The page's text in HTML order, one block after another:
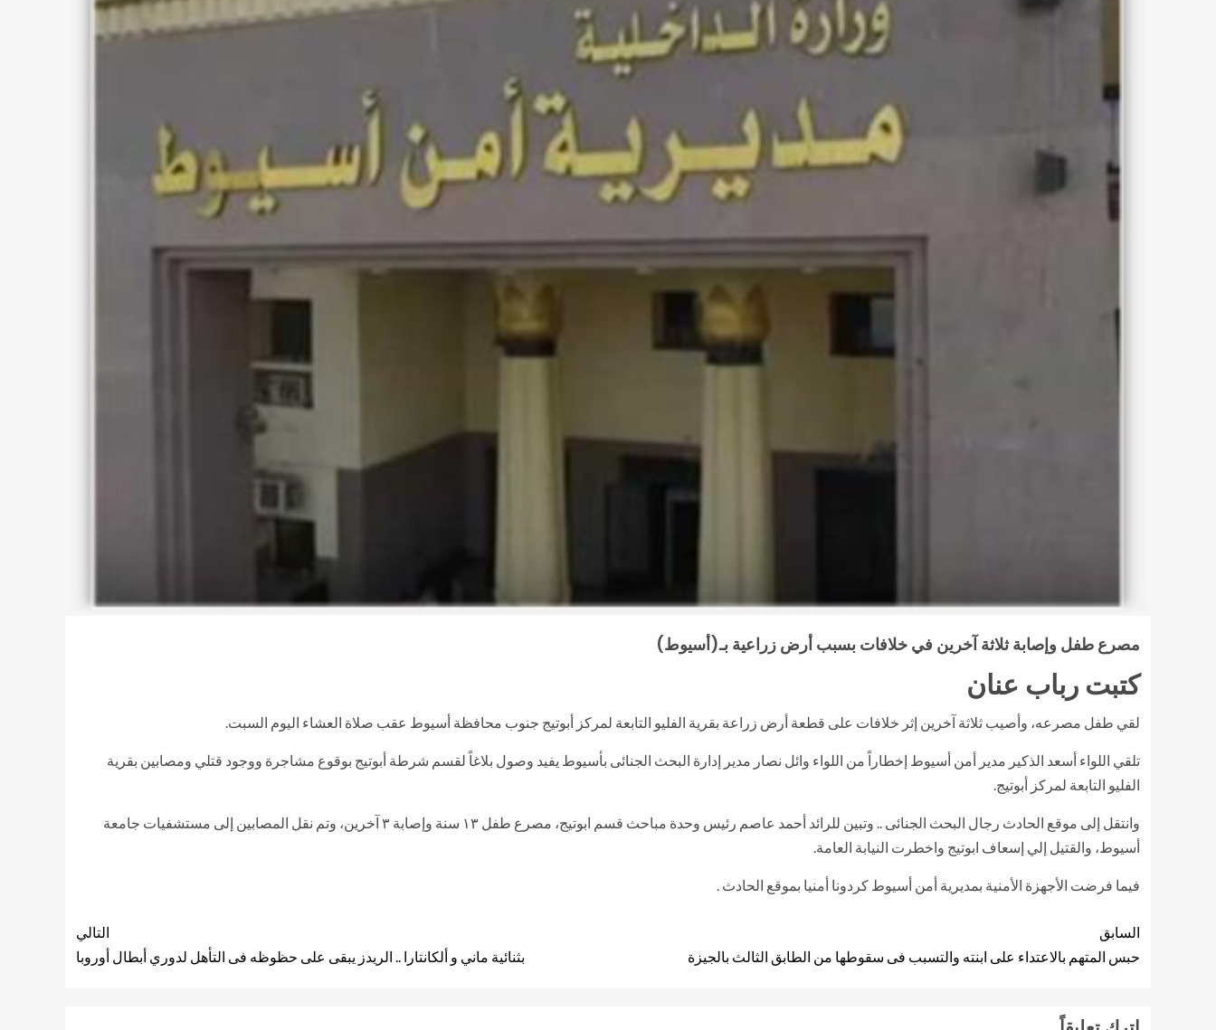
مصرع طفل وإصابة ثلاثة آخرين في خلافات بسبب أرض زراعية بـ(أسيوط)
كتبت رباب عنان
لقي طفل مصرعه، وأصيب ثلاثة آخرين إثر خلافات على قطعة أرض زراعة بقرية الفليو التابعة لمركز أبوتيج جنوب محافظة أسيوط عقب صلاة العشاء اليوم السبت.
تلقي اللواء أسعد الذكير مدير أمن أسيوط إخطاراً من اللواء وائل نصار مدير إدارة البحث الجنائى بأسيوط يفيد وصول بلاغاً لقسم شرطة أبوتيج بوقوع مشاجرة ووجود قتلي ومصابين بقرية
الفليو التابعة لمركز أبوتيج.
وانتقل إلى موقع الحادث رجال البحث الجنائى .. وتبين للرائد أحمد عاصم رئيس وحدة مباحث قسم ابوتيج، مصرع طفل ١٣ سنة وإصابة ٣ آخرين، وتم نقل المصابين إلى مستشفيات جامعة
أسيوط، والقتيل إلي إسعاف ابوتيج واخطرت النيابة العامة.
فيما فرضت الأجهزة الأمنية بمديرية أمن أسيوط كردونا أمنيا بموقع الحادث .
السابق
حبس المتهم بالاعتداء على ابنته والتسبب فى سقوطها من الطابق الثالث بالجيزة
التالي
بثنائية ماني و ألكانتارا .. الريدز يبقى على حظوظه فى التأهل لدوري أبطال أوروبا